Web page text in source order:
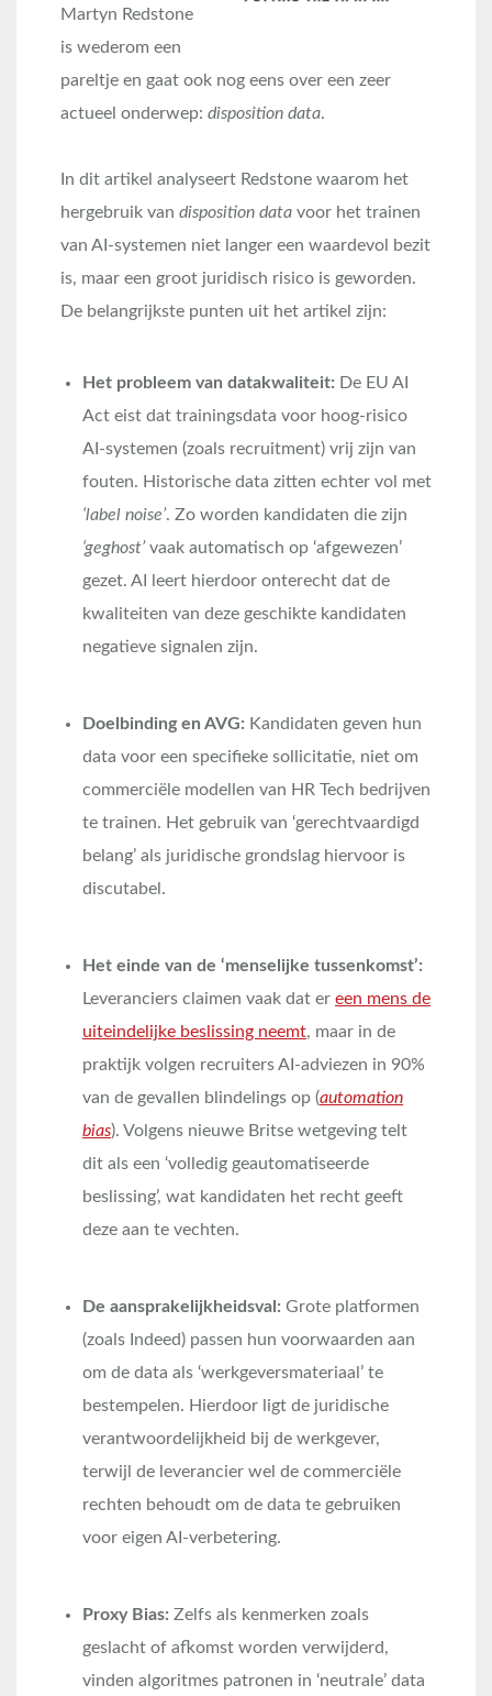
Martyn Redstone
is wederom een
pareltje en gaat ook nog eens over een zeer
actueel onderwep: disposition data.
In dit artikel analyseert Redstone waarom het
hergebruik van disposition data voor het trainen
van AI-systemen niet langer een waardevol bezit
is, maar een groot juridisch risico is geworden.
De belangrijkste punten uit het artikel zijn:
Het probleem van datakwaliteit: De EU AI
Act eist dat trainingsdata voor hoog-risico
AI-systemen (zoals recruitment) vrij zijn van
fouten. Historische data zitten echter vol met
‘label noise’. Zo worden kandidaten die zijn
‘geghost’vaak automatisch op ‘afgewezen’
gezet. AI leert hierdoor onterecht dat de
kwaliteiten van deze geschikte kandidaten
negatieve signalen zijn.
Doelbinding en AVG: Kandidaten geven hun
data voor een specifieke sollicitatie, niet om
commerciële modellen van HR Tech bedrijven
te trainen. Het gebruik van ‘gerechtvaardigd
belang’ als juridische grondslag hiervoor is
discutabel.
Het einde van de ‘menselijke tussenkomst’:
Leveranciers claimen vaak dat er een mens de
uiteindelijke beslissing neemt, maar in de
praktijk volgen recruiters AI-adviezen in 90%
van de gevallen blindelings op (automation
bias). Volgens nieuwe Britse wetgeving telt
dit als een ‘volledig geautomatiseerde
beslissing’, wat kandidaten het recht geeft
deze aan te vechten.
De aansprakelijkheidsval: Grote platformen
(zoals Indeed) passen hun voorwaarden aan
om de data als ‘werkgeversmateriaal’ te
bestempelen. Hierdoor ligt de juridische
verantwoordelijkheid bij de werkgever,
terwijl de leverancier wel de commerciële
rechten behoudt om de data te gebruiken
voor eigen AI-verbetering.
Proxy Bias: Zelfs als kenmerken zoals
geslacht of afkomst worden verwijderd,
vinden algoritmes patronen in ‘neutrale’ data